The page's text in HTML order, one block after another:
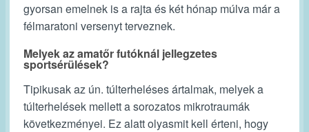
gyorsan emelnek is a rajta és két hónap múlva már a
félmaratoni versenyt terveznek.
Melyek az amatőr futóknál jellegzetes
sportsérülések?
Tipikusak az ún. túlterheléses ártalmak, melyek a
túlterhelések mellett a sorozatos mikrotraumák
következményei. Ez alatt olyasmit kell érteni, hogy